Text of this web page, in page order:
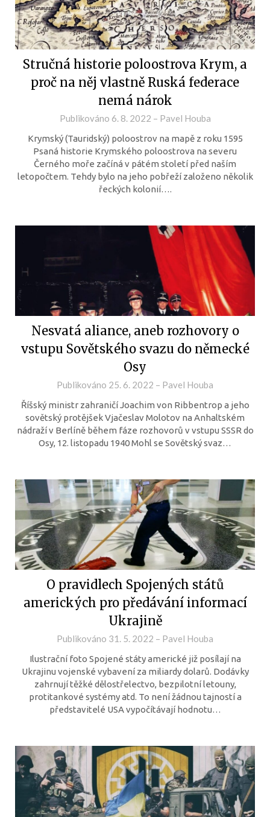
Stručná historie poloostrova Krym, a
proč na něj vlastně Ruská federace
nemá nárok
Publikováno 6. 8. 2022 – Pavel Houba
Krymský (Tauridský) poloostrov na mapě z roku 1595
Psaná historie Krymského poloostrova na severu
Černého moře začíná v pátém století před naším
letopočtem. Tehdy bylo na jeho pobřeží založeno několik
řeckých kolonií….
Nesvatá aliance, aneb rozhovory o
vstupu Sovětského svazu do německé
Osy
Publikováno 25. 6. 2022 – Pavel Houba
Říšský ministr zahraničí Joachim von Ribbentrop a jeho
sovětský protějšek Vjačeslav Molotov na Anhaltském
nádraží v Berlíně během fáze rozhovorů v vstupu SSSR do
Osy, 12. listopadu 1940 Mohl se Sovětský svaz…
O pravidlech Spojených států
amerických pro předávání informací
Ukrajině
Publikováno 31. 5. 2022 – Pavel Houba
Ilustrační foto Spojené státy americké již posílají na
Ukrajinu vojenské vybavení za miliardy dolarů. Dodávky
zahrnují těžké dělostřelectvo, bezpilotní letouny,
protitankové systémy atd. To není žádnou tajností a
představitelé USA vypočítávají hodnotu…